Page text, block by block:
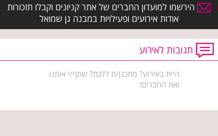
הירשמו למועדון החברים של אתר קניונים וקבלו תזכורות
אודות אירועים ופעילויות במבנה גן שמואל
תגובות לאירוע
היית באירוע? מתכנן/ת ללכת? שתף/י אותנו
ואת החברים!